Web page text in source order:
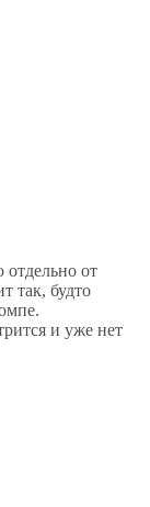
отдельно от
так, будто
и уже нет